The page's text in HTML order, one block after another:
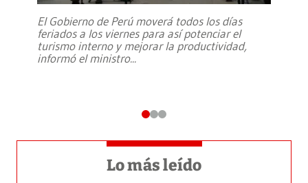
El Gobierno de Perú moverá todos los días
feriados a los viernes para así potenciar el
turismo interno y mejorar la productividad,
informó el ministro...
Lo más leído